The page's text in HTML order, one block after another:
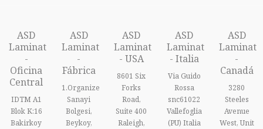
ASD
Laminat
-
Oficina
Central
IDTM A1
Blok K:16
Bakirkoy
ASD
Laminat
-
Fábrica
1.Organize
Sanayi
Bolgesi,
Beykoy,
ASD
Laminat
- USA
8601 Six
Forks
Road,
Suite 400
Raleigh,
ASD
Laminat
- Italia
Via Guido
Rossa
snc61022
Vallefoglia
(PU) Italia
ASD
Laminat
-
Canadá
3280
Steeles
Avenue
West, Unit